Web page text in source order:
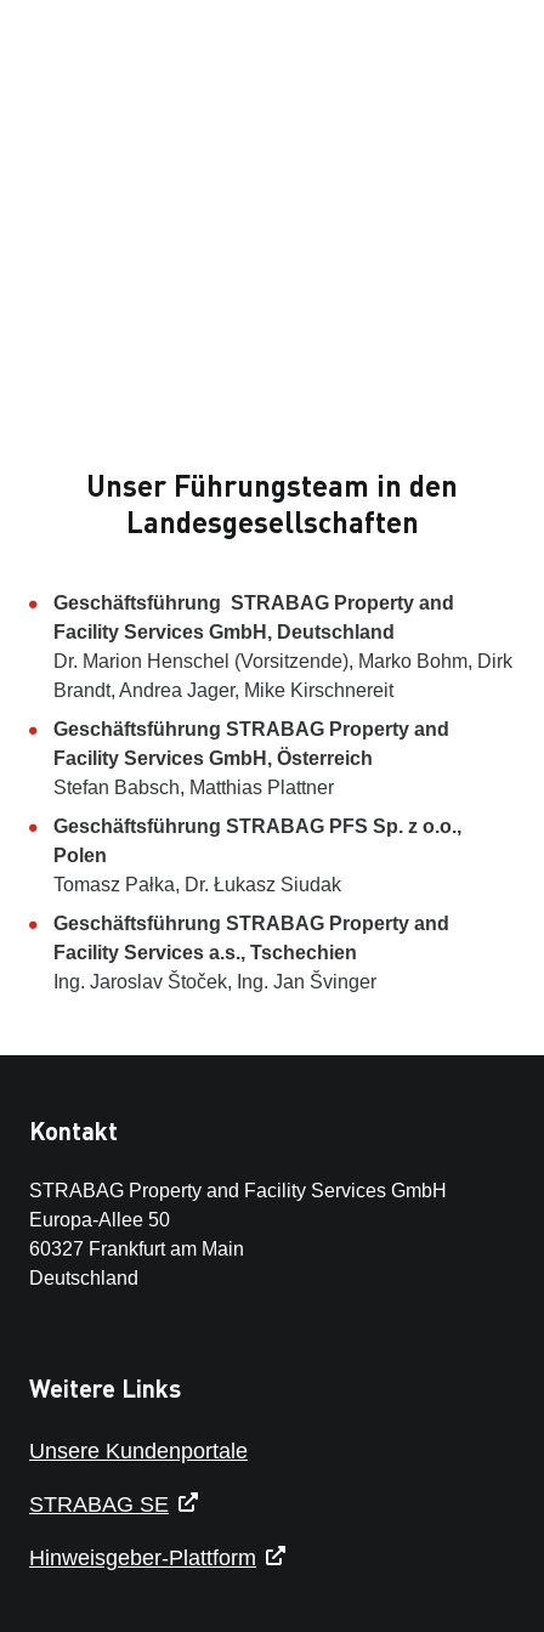
Unser Führungsteam in den
Landesgesellschaften
Geschäftsführung STRABAG Property and
Facility Services GmbH, Deutschland
Dr. Marion Henschel (Vorsitzende), Marko Bohm, Dirk
Brandt, Andrea Jager, Mike Kirschnereit
Geschäftsführung STRABAG Property and
Facility Services GmbH, Österreich
Stefan Babsch, Matthias Plattner
Geschäftsführung STRABAG PFS Sp. z o.o.,
Polen
Tomasz Pałka, Dr. Łukasz Siudak
Geschäftsführung STRABAG Property and
Facility Services a.s., Tschechien
Ing. Jaroslav Štoček, Ing. Jan Švinger
Kontakt
STRABAG Property and Facility Services GmbH
Europa-Allee 50
60327 Frankfurt am Main
Deutschland
Weitere Links
Unsere Kundenportale
STRABAG SE
Hinweisgeber-Plattform